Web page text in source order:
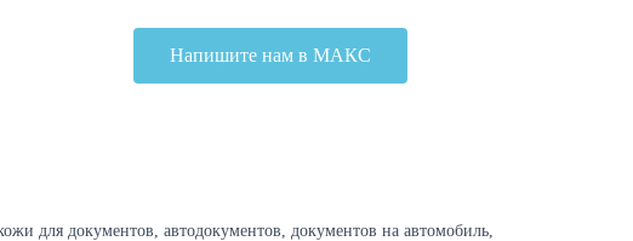
Напишите нам в МАКС
для документов, автодокументов, документов на автомобиль,